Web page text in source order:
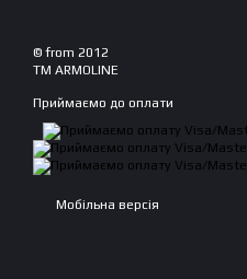
© from 2012
TM ARMOLINE
Приймаємо до оплати
Мобільна версія